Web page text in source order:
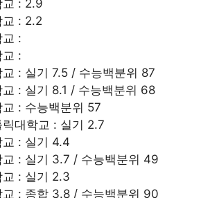
교 : 2.9
교 : 2.2
교 :
교 :
교 : 실기 7.5 / 수능백분위 87
교 : 실기 8.1 / 수능백분위 68
교 : 수능백분위 57
대학교 : 실기 2.7
교 : 실기 4.4
교 : 실기 3.7 / 수능백분위 49
교 : 실기 2.3
교 : 종합 3.8 / 수능백분위 90